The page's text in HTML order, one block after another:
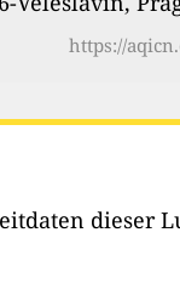
https://
dieser